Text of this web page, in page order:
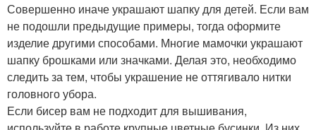
Совершенно иначе украшают шапку для детей. Если вам
не подошли предыдущие примеры, тогда оформите
изделие другими способами. Многие мамочки украшают
шапку брошками или значками. Делая это, необходимо
следить за тем, чтобы украшение не оттягивало нитки
головного убора.
Если бисер вам не подходит для вышивания,